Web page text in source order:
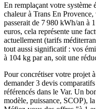
En remplaçant votre système
chaleur à Trans En
passerait de 7 980 kWh/an à
euros, cela représente une
actuellement (tarifs
tout aussi significatif : vos
à 104 kg par an, soit une
Pour concrétiser votre projet
demander 3 devis
référencés dans le Var. Un
modèle, puissance, SCOP),